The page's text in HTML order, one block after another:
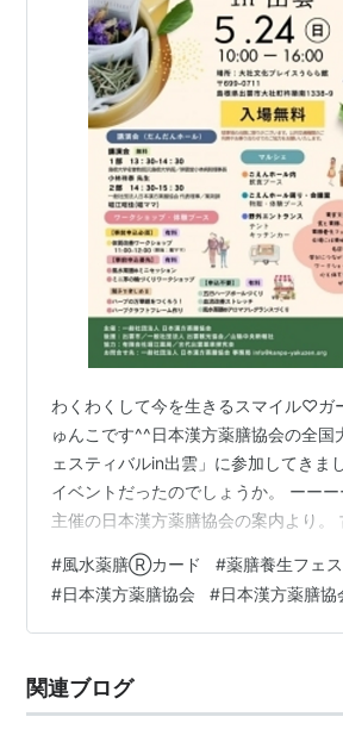
わくわくして今を生きるスマイル♡ガ
ゅんこです^^日本漢方薬膳協会の全国
ェスティバルin出雲」に参加してきま
イベントだったのでしょうか。 ーー
主催の日本漢方薬膳協会の案内より。
の息づく出雲の地で食と薬膳、漢方、
薬膳養生フェスティバルを開催します
さやすてきがいっぱいの名店がマルシ
つながる講演や体験をはじめとしたワ
ョップ、午後は島根大学名誉教授の小
演と堀ママによる「生命力を高めな
#風水薬膳Ⓡカード #薬膳養生フェ
#日本漢方薬膳協会 #日本漢方薬膳協
関連ブログ